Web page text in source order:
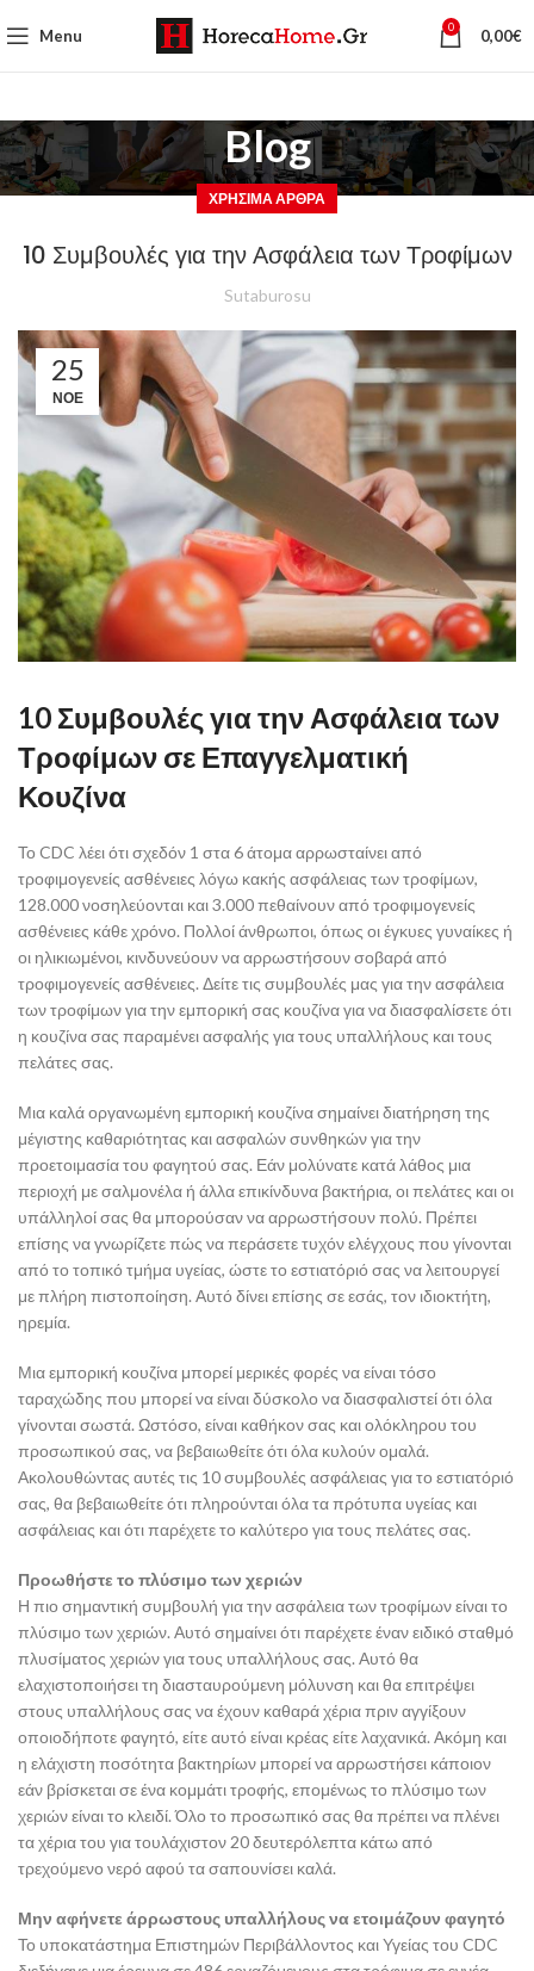
Menu 0 0,00€
Blog
ΧΡΉΣΙΜΑ ΆΡΘΡΑ
10 Συμβουλές για την Ασφάλεια των Τροφίμων
Sutaburosu
25
ΝΟΈ
10 Συμβουλές για την Ασφάλεια των
Τροφίμων σε Επαγγελματική
Κουζίνα
Το CDC λέει ότι σχεδόν 1 στα 6 άτομα αρρωσταίνει από
τροφιμογενείς ασθένειες λόγω κακής ασφάλειας των τροφίμων,
128.000 νοσηλεύονται και 3.000 πεθαίνουν από τροφιμογενείς
ασθένειες κάθε χρόνο. Πολλοί άνθρωποι, όπως οι έγκυες γυναίκες ή
οι ηλικιωμένοι, κινδυνεύουν να αρρωστήσουν σοβαρά από
τροφιμογενείς ασθένειες. Δείτε τις συμβουλές μας για την ασφάλεια
των τροφίμων για την εμπορική σας κουζίνα για να διασφαλίσετε ότι
η κουζίνα σας παραμένει ασφαλής για τους υπαλλήλους και τους
πελάτες σας.
Μια καλά οργανωμένη εμπορική κουζίνα σημαίνει διατήρηση της
μέγιστης καθαριότητας και ασφαλών συνθηκών για την
προετοιμασία του φαγητού σας. Εάν μολύνατε κατά λάθος μια
περιοχή με σαλμονέλα ή άλλα επικίνδυνα βακτήρια, οι πελάτες και οι
υπάλληλοί σας θα μπορούσαν να αρρωστήσουν πολύ. Πρέπει
επίσης να γνωρίζετε πώς να περάσετε τυχόν ελέγχους που γίνονται
από το τοπικό τμήμα υγείας, ώστε το εστιατόριό σας να λειτουργεί
με πλήρη πιστοποίηση. Αυτό δίνει επίσης σε εσάς, τον ιδιοκτήτη,
ηρεμία.
Μια εμπορική κουζίνα μπορεί μερικές φορές να είναι τόσο
ταραχώδης που μπορεί να είναι δύσκολο να διασφαλιστεί ότι όλα
γίνονται σωστά. Ωστόσο, είναι καθήκον σας και ολόκληρου του
προσωπικού σας, να βεβαιωθείτε ότι όλα κυλούν ομαλά.
Ακολουθώντας αυτές τις 10 συμβουλές ασφάλειας για το εστιατόριό
σας, θα βεβαιωθείτε ότι πληρούνται όλα τα πρότυπα υγείας και
ασφάλειας και ότι παρέχετε το καλύτερο για τους πελάτες σας.
Προωθήστε το πλύσιμο των χεριών
Η πιο σημαντική συμβουλή για την ασφάλεια των τροφίμων είναι το
πλύσιμο των χεριών. Αυτό σημαίνει ότι παρέχετε έναν ειδικό σταθμό
πλυσίματος χεριών για τους υπαλλήλους σας. Αυτό θα
ελαχιστοποιήσει τη διασταυρούμενη μόλυνση και θα επιτρέψει
στους υπαλλήλους σας να έχουν καθαρά χέρια πριν αγγίξουν
οποιοδήποτε φαγητό, είτε αυτό είναι κρέας είτε λαχανικά. Ακόμη και
η ελάχιστη ποσότητα βακτηρίων μπορεί να αρρωστήσει κάποιον
εάν βρίσκεται σε ένα κομμάτι τροφής, επομένως το πλύσιμο των
χεριών είναι το κλειδί. Όλο το προσωπικό σας θα πρέπει να πλένει
τα χέρια του για τουλάχιστον 20 δευτερόλεπτα κάτω από
τρεχούμενο νερό αφού τα σαπουνίσει καλά.
Μην αφήνετε άρρωστους υπαλλήλους να ετοιμάζουν φαγητό
Το υποκατάστημα Επιστημών Περιβάλλοντος και Υγείας του CDC